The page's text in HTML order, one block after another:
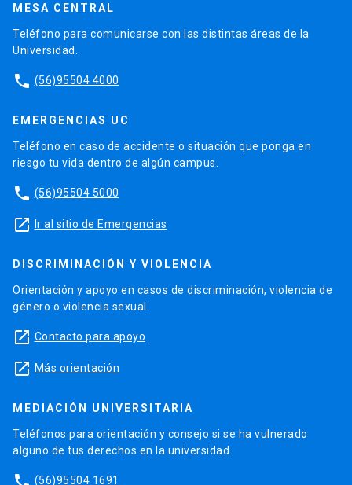
MESA CENTRAL
Teléfono para comunicarse con las distintas áreas de la
Universidad.
phone (56)95504 4000
EMERGENCIAS UC
Teléfono en caso de accidente o situación que ponga en
riesgo tu vida dentro de algún campus.
phone (56)95504 5000
launch Ir al sitio de Emergencias
DISCRIMINACIÓN Y VIOLENCIA
Orientación y apoyo en casos de discriminación, violencia de
género o violencia sexual.
launch Contacto para apoyo
launch Más orientación
MEDIACIÓN UNIVERSITARIA
Teléfonos para orientación y consejo si se ha vulnerado
alguno de tus derechos en la universidad.
(56)95504 1691